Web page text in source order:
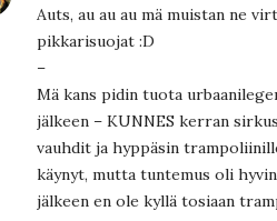
Auts, au au au mä muistan ne
pikkarisuojat :D
–
Mä kans pidin tuota
jälkeen – KUNNES kerran
vauhdit ja hyppäsin
käynyt, mutta tuntemus oli
jälkeen en ole kyllä tosiaan